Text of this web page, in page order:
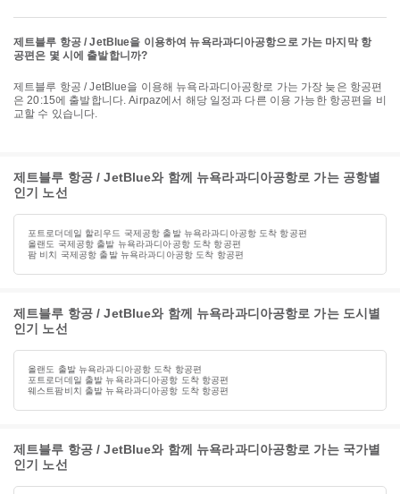
제트블루 항공 / JetBlue을 이용하여 뉴욕라과디아공항으로 가는 마지막 항
공편은 몇 시에 출발합니까?
제트블루 항공 / JetBlue을 이용해 뉴욕라과디아공항로 가는 가장 늦은 항공편
은 20:15에 출발합니다. Airpaz에서 해당 일정과 다른 이용 가능한 항공편을 비
교할 수 있습니다.
제트블루 항공 / JetBlue와 함께 뉴욕라과디아공항로 가는 공항별
인기 노선
포트로더데일 할리우드 국제공항 출발 뉴욕라과디아공항 도착 항공편
올랜도 국제공항 출발 뉴욕라과디아공항 도착 항공편
팜 비치 국제공항 출발 뉴욕라과디아공항 도착 항공편
제트블루 항공 / JetBlue와 함께 뉴욕라과디아공항로 가는 도시별
인기 노선
올랜도 출발 뉴욕라과디아공항 도착 항공편
포트로더데일 출발 뉴욕라과디아공항 도착 항공편
웨스트팜비치 출발 뉴욕라과디아공항 도착 항공편
제트블루 항공 / JetBlue와 함께 뉴욕라과디아공항로 가는 국가별
인기 노선